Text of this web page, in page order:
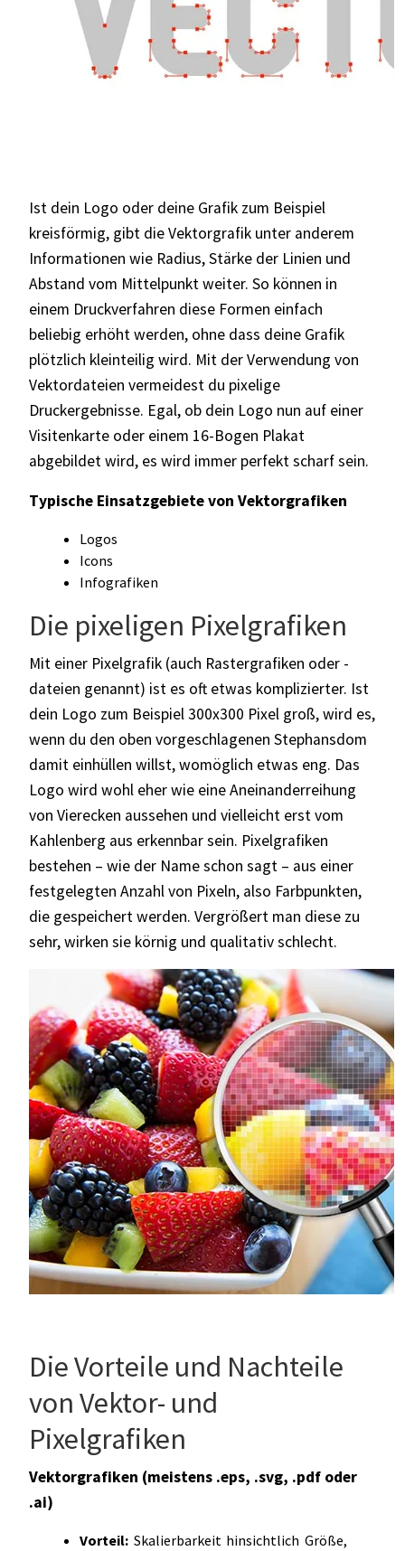
Ist dein Logo oder deine Grafik zum Beispiel
kreisförmig, gibt die Vektorgrafik unter anderem
Informationen wie Radius, Stärke der Linien und
Abstand vom Mittelpunkt weiter. So können in
einem Druckverfahren diese Formen einfach
beliebig erhöht werden, ohne dass deine Grafik
plötzlich kleinteilig wird. Mit der Verwendung von
Vektordateien vermeidest du pixelige
Druckergebnisse. Egal, ob dein Logo nun auf einer
Visitenkarte oder einem 16-Bogen Plakat
abgebildet wird, es wird immer perfekt scharf sein.
Typische Einsatzgebiete von Vektorgrafiken
Logos
Icons
Infografiken
Die pixeligen Pixelgrafiken
Mit einer Pixelgrafik (auch Rastergrafiken oder -
dateien genannt) ist es oft etwas komplizierter. Ist
dein Logo zum Beispiel 300x300 Pixel groß, wird es,
wenn du den oben vorgeschlagenen Stephansdom
damit einhüllen willst, womöglich etwas eng. Das
Logo wird wohl eher wie eine Aneinanderreihung
von Vierecken aussehen und vielleicht erst vom
Kahlenberg aus erkennbar sein. Pixelgrafiken
bestehen – wie der Name schon sagt – aus einer
festgelegten Anzahl von Pixeln, also Farbpunkten,
die gespeichert werden. Vergrößert man diese zu
sehr, wirken sie körnig und qualitativ schlecht.
Die Vorteile und Nachteile
von Vektor- und
Pixelgrafiken
Vektorgrafiken (meistens .eps, .svg, .pdf oder
.ai)
Vorteil: Skalierbarkeit hinsichtlich Größe,